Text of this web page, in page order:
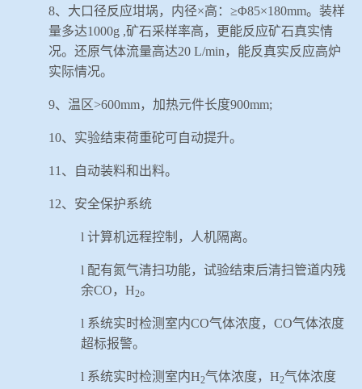
8、大口径反应坩埚，内径×高：≥Φ85×180mm。装样
量多达1000g ,矿石采样率高，更能反应矿石真实情
况。还原气体流量高达20 L/min ，能反真实反应高炉
实际情况。
9、温区>600mm，加热元件长度900mm;
10、实验结束荷重砣可自动提升。
11 、自动装料和出料。
12、安全保护系统
l 计算机远程控制，人机隔离。
l 配有氮气清扫功能，试验结束后清扫管道内残
余CO ， H2。
l 系统实时检测室内CO气体浓度， CO气体浓度
超标报警。
l 系统实时检测室内H2气体浓度， H2气体浓度